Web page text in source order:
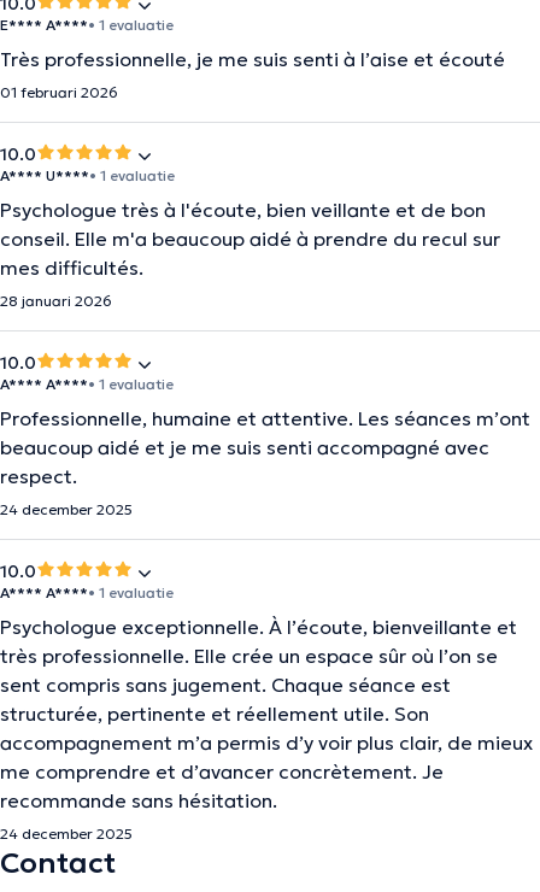
E**** A****• 1 evaluatie
Très professionnelle, je me suis senti à l’aise et écouté
01 februari 2026
10.0
A**** U****• 1 evaluatie
Psychologue très à l'écoute, bien veillante et de bon
conseil. Elle m'a beaucoup aidé à prendre du recul sur
mes difficultés.
28 januari 2026
10.0
A**** A****• 1 evaluatie
Professionnelle, humaine et attentive. Les séances m’ont
beaucoup aidé et je me suis senti accompagné avec
respect.
24 december 2025
10.0
A**** A****• 1 evaluatie
Psychologue exceptionnelle. À l’écoute, bienveillante et
très professionnelle. Elle crée un espace sûr où l’on se
sent compris sans jugement. Chaque séance est
structurée, pertinente et réellement utile. Son
accompagnement m’a permis d’y voir plus clair, de mieux
me comprendre et d’avancer concrètement. Je
recommande sans hésitation.
24 december 2025
Contact